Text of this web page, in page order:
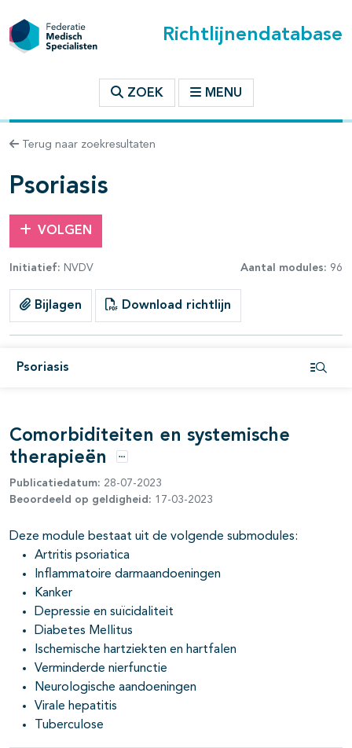
Richtlijnendatabase
ZOEK MENU
Terug naar zoekresultaten
Psoriasis
VOLGEN
Initiatief: NVDV Aantal modules: 96
Bijlagen Download richtlijn
Psoriasis
binnen deze richtlijn
open- en dichtklappen
open- en dichtklappen
open- en dichtklappen
open- en dichtklappen
Comorbiditeiten en systemische
therapieën
Opties
Publicatiedatum: 28-07-2023
Beoordeeld op geldigheid: 17-03-2023
Deze module bestaat uit de volgende submodules:
Artritis psoriatica
Inflammatoire darmaandoeningen
Kanker
Depressie en suïcidaliteit
Diabetes Mellitus
Ischemische hartziekten en hartfalen
Verminderde nierfunctie
Neurologische aandoeningen
Virale hepatitis
Tuberculose